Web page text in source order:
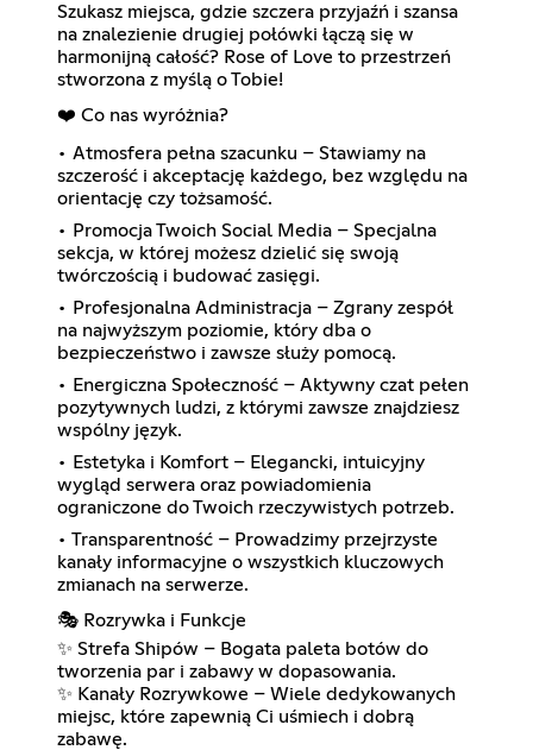
Szukasz miejsca, gdzie szczera przyjaźń i szansa
na znalezienie drugiej połówki łączą się w
harmonijną całość? Rose of Love to przestrzeń
stworzona z myślą o Tobie!
❤️ Co nas wyróżnia?
• Atmosfera pełna szacunku – Stawiamy na
szczerość i akceptację każdego, bez względu na
orientację czy tożsamość.
• Promocja Twoich Social Media – Specjalna
sekcja, w której możesz dzielić się swoją
twórczością i budować zasięgi.
• Profesjonalna Administracja – Zgrany zespół
na najwyższym poziomie, który dba o
bezpieczeństwo i zawsze służy pomocą.
• Energiczna Społeczność – Aktywny czat pełen
pozytywnych ludzi, z którymi zawsze znajdziesz
wspólny język.
• Estetyka i Komfort – Elegancki, intuicyjny
wygląd serwera oraz powiadomienia
ograniczone do Twoich rzeczywistych potrzeb.
• Transparentność – Prowadzimy przejrzyste
kanały informacyjne o wszystkich kluczowych
zmianach na serwerze.
🎭 Rozrywka i Funkcje
✨ Strefa Shipów – Bogata paleta botów do
tworzenia par i zabawy w dopasowania.
✨ Kanały Rozrywkowe – Wiele dedykowanych
miejsc, które zapewnią Ci uśmiech i dobrą
zabawę.